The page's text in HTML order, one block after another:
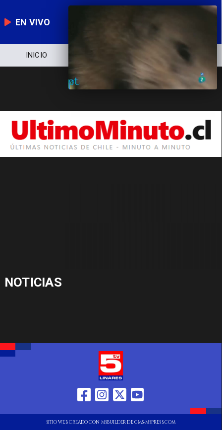
EN VIVO
INICIO POLÍTICA
NOTICIAS
SITIO WEB CREADO CON MSBUILDER DE CMS-MSPRESS.COM